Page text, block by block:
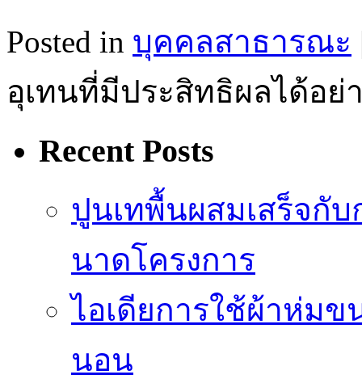
Posted in บุคคลสาธารณะ
อุเทนที่มีประสิทธิผลได้อย่
Recent Posts
ปูนเทพื้นผสมเสร็จกั
นาดโครงการ
ไอเดียการใช้ผ้าห่ม
นอน